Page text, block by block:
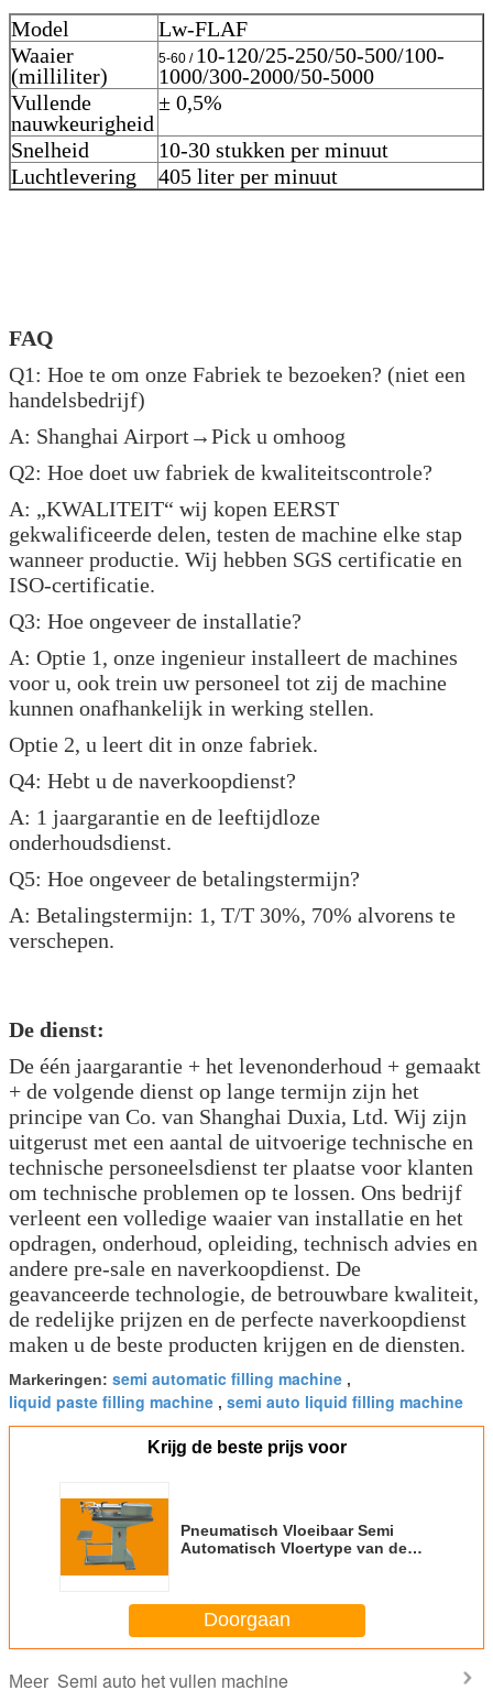
Model
Lw-FLAF
Waaier
(milliliter)
5-60 / 10-120/25-250/50-500/100-
1000/300-2000/50-5000
Vullende
nauwkeurigheid
± 0,5%
Snelheid
10-30 stukken per minuut
Luchtlevering
405 liter per minuut
FAQ
Q1: Hoe te om onze Fabriek te bezoeken? (niet een
handelsbedrijf)
A: Shanghai Airport→Pick u omhoog
Q2: Hoe doet uw fabriek de kwaliteitscontrole?
A: „KWALITEIT“ wij kopen EERST
gekwalificeerde delen, testen de machine elke stap
wanneer productie. Wij hebben SGS certificatie en
ISO-certificatie.
Q3: Hoe ongeveer de installatie?
A: Optie 1, onze ingenieur installeert de machines
voor u, ook trein uw personeel tot zij de machine
kunnen onafhankelijk in werking stellen.
Optie 2, u leert dit in onze fabriek.
Q4: Hebt u de naverkoopdienst?
A: 1 jaargarantie en de leeftijdloze
onderhoudsdienst.
Q5: Hoe ongeveer de betalingstermijn?
A: Betalingstermijn: 1, T/T 30%, 70% alvorens te
verschepen.
De dienst:
De één jaargarantie + het levenonderhoud + gemaakt
+ de volgende dienst op lange termijn zijn het
principe van Co. van Shanghai Duxia, Ltd. Wij zijn
uitgerust met een aantal de uitvoerige technische en
technische personeelsdienst ter plaatse voor klanten
om technische problemen op te lossen. Ons bedrijf
verleent een volledige waaier van installatie en het
opdragen, onderhoud, opleiding, technisch advies en
andere pre-sale en naverkoopdienst. De
geavanceerde technologie, de betrouwbare kwaliteit,
de redelijke prijzen en de perfecte naverkoopdienst
maken u de beste producten krijgen en de diensten.
Markeringen: semi automatic filling machine ,
liquid paste filling machine , semi auto liquid filling machine
Krijg de beste prijs voor
Pneumatisch Vloeibaar Semi
Automatisch Vloertype van de
Doorgaan
Meer Semi auto het vullen machine